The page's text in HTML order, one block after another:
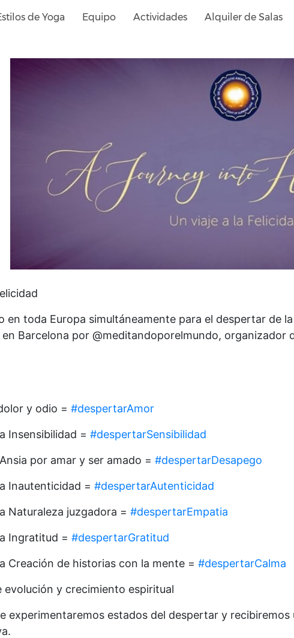
de Yoga Equipo Actividades Alquiler de Salas
en toda Europa simultáneamente para el despertar de
Barcelona por @meditandoporelmundo, organizador
y odio = #despertarAmor
Insensibilidad = #despertarSensibilidad
por amar y ser amado = #despertarDesapego
Inautenticidad = #despertarAutenticidad
Naturaleza juzgadora = #despertarEmpatia
Ingratitud = #despertarGratitud
Creación de historias con la mente = #despertarCalma
evolución y crecimiento espiritual
experimentaremos estados del despertar y